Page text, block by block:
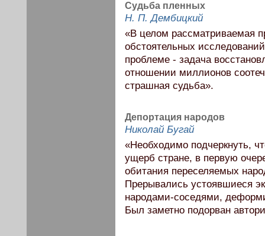
Судьба пленных
Н. П. Дембицкий
«В целом рассматриваемая
обстоятельных
проблеме - задача
отношении миллионов
страшная судьба».
Депортация народов
Николай Бугай
«Необходимо подчеркнуть,
ущерб стране, в первую
обитания переселяемых
Прерывались устоявшиеся
народами-соседями,
Был заметно подорван